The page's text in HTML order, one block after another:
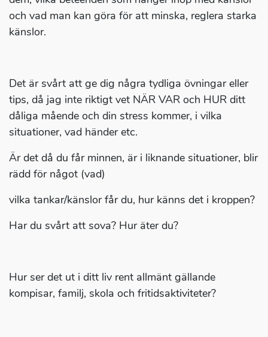
och vad man kan göra för att minska, reglera starka
känslor.
Det är svårt att ge dig några tydliga övningar eller
tips, då jag inte riktigt vet NÄR VAR och HUR ditt
dåliga mående och din stress kommer, i vilka
situationer, vad händer etc.
Är det då du får minnen, är i liknande situationer, blir
rädd för något (vad)
vilka tankar/känslor får du, hur känns det i kroppen?
Har du svårt att sova? Hur äter du?
Hur ser det ut i ditt liv rent allmänt gällande
kompisar, familj, skola och fritidsaktiviteter?